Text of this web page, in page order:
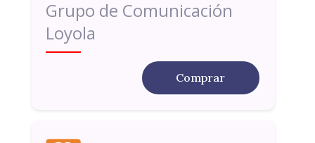
Grupo de Comunicación
Loyola
Comprar